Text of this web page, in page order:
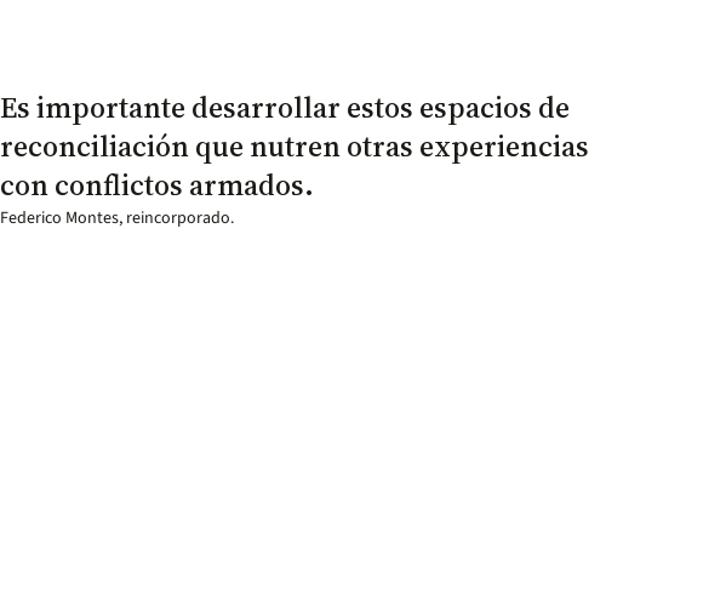
Es importante desarrollar estos espacios de
reconciliación que nutren otras experiencias
con conflictos armados.
Federico Montes, reincorporado.